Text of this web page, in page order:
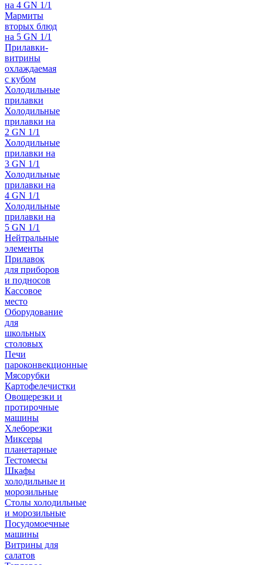
на 4 GN 1/1
Мармиты
вторых блюд
на 5 GN 1/1
Прилавки-
витрины
охлаждаемая
с кубом
Холодильные
прилавки
Холодильные
прилавки на
2 GN 1/1
Холодильные
прилавки на
3 GN 1/1
Холодильные
прилавки на
4 GN 1/1
Холодильные
прилавки на
5 GN 1/1
Нейтральные
элементы
Прилавок
для приборов
и подносов
Кассовое
место
Оборудование
для
школьных
столовых
Печи
пароконвекционные
Мясорубки
Картофелечистки
Овощерезки и
протирочные
машины
Хлеборезки
Миксеры
планетарные
Тестомесы
Шкафы
холодильные и
морозильные
Столы холодильные
и морозильные
Посудомоечные
машины
Витрины для
салатов